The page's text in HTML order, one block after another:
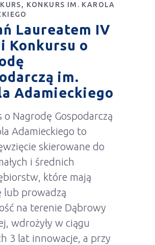
KONKURS IM. KAROLA
Laureatem IV
Konkursu o
im.
Adamieckiego
o Nagrodę Gospodarczą
Adamieckiego to
skierowane do
i średnich
które mają
lub prowadzą
na terenie Dąbrowy
wdrożyły w ciągu
3 lat innowacje, a przy